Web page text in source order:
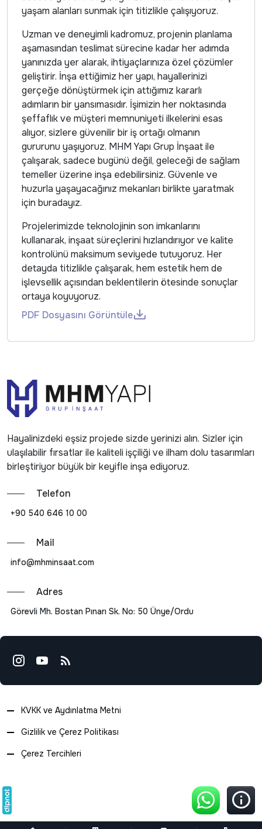
yaşam alanları sunmak için titizlikle çalışıyoruz.
Uzman ve deneyimli kadromuz, projenin planlama
aşamasından teslimat sürecine kadar her adımda
yanınızda yer alarak, ihtiyaçlarınıza özel çözümler
geliştirir. İnşa ettiğimiz her yapı, hayallerinizi
gerçeğe dönüştürmek için attığımız kararlı
adımların bir yansımasıdır. İşimizin her noktasında
şeffaflık ve müşteri memnuniyeti ilkelerini esas
alıyor, sizlere güvenilir bir iş ortağı olmanın
gururunu yaşıyoruz. MHM Yapı Grup İnşaat ile
çalışarak, sadece bugünü değil, geleceği de sağlam
temeller üzerine inşa edebilirsiniz. Güvenle ve
huzurla yaşayacağınız mekanları birlikte yaratmak
için buradayız.
Projelerimizde teknolojinin son imkanlarını
kullanarak, inşaat süreçlerini hızlandırıyor ve kalite
kontrolünü maksimum seviyede tutuyoruz. Her
detayda titizlikle çalışarak, hem estetik hem de
işlevsellik açısından beklentilerin ötesinde sonuçlar
ortaya koyuyoruz.
PDF Dosyasını Görüntüle
Hayalinizdeki eşsiz projede sizde yerinizi alın. Sizler için
ulaşılabilir fırsatlar ile kaliteli işçiliği ve ilham dolu tasarımları
birleştiriyor büyük bir keyifle inşa ediyoruz.
Telefon
+90 540 646 10 00
Mail
info@mhminsaat.com
Adres
Görevli Mh. Bostan Pınarı Sk. No: 50 Ünye/Ordu
KVKK ve Aydınlatma Metni
Gizlilik ve Çerez Politikası
Çerez Tercihleri